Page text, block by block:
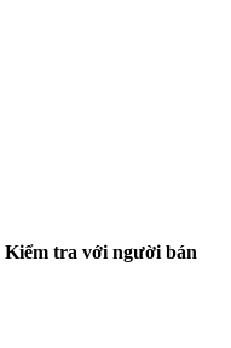
Kiểm tra với người bán